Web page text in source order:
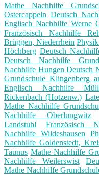
Mathe Nachhilfe
Ostercappeln Deutsch
Englisch Nachhilfe Werne
Französisch Nachhilfe
Brüggen, Niederrhein
Höchberg Deutsch
Deutsch Nachhilfe
Nachhilfe Hungen Deutsch
Grundschule Klingenberg
Englisch Nachhilfe
Rickenbach (Hotzenw.)
Mathe Nachhilfe
Nachhilfe Oberlungwitz
Landstuhl
Französisch
Nachhilfe Wildeshausen
Nachhilfe Goldenstedt,
Taunus Mathe Nachhilfe
Nachhilfe Weilerswist
Mathe Nachhilfe